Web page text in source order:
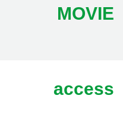
MOVIE
access